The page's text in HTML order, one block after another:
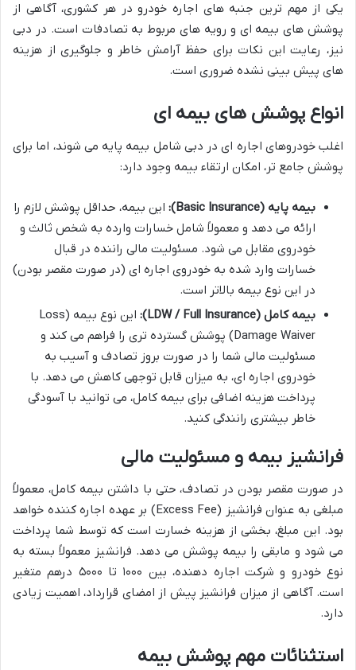
یکی از مهم ترین جنبه های اجاره خودرو در هر کشوری، آگاهی از
پوشش های بیمه ای و رویه های مربوط به تصادفات است. در دبی
نیز، رعایت این نکات برای حفظ آرامش خاطر و جلوگیری از هزینه
های پیش بینی نشده ضروری است.
انواع پوشش های بیمه ای
اغلب خودروهای اجاره ای در دبی شامل بیمه پایه می شوند، اما برای
پوشش جامع تر، امکان ارتقاء بیمه وجود دارد:
بیمه پایه (Basic Insurance):
این بیمه، حداقل پوشش لازم را
ارائه می دهد و معمولاً شامل خسارات وارده به شخص ثالث و
خودروی مقابل می شود. مسئولیت مالی راننده در قبال
خسارات وارد شده به خودروی اجاره ای (در صورت مقصر بودن)
در این نوع بیمه بالاتر است.
بیمه کامل (LDW / Full Insurance):
این نوع بیمه (Loss
Damage Waiver) پوشش گسترده تری را فراهم می کند و
مسئولیت مالی شما را در صورت بروز تصادف و آسیب به
خودروی اجاره ای، به میزان قابل توجهی کاهش می دهد. با
پرداخت هزینه اضافی برای بیمه کامل، می توانید با آسودگی
خاطر بیشتری رانندگی کنید.
فرانشیز بیمه و مسئولیت مالی
در صورت مقصر بودن در تصادف، حتی با داشتن بیمه کامل، معمولاً
مبلغی به عنوان فرانشیز (Excess Fee) بر عهده اجاره کننده خواهد
بود. این مبلغ، بخشی از هزینه خسارت است که توسط شما پرداخت
می شود و مابقی را بیمه پوشش می دهد. فرانشیز معمولاً بسته به
نوع خودرو و شرکت اجاره دهنده، بین ۱۰۰۰ تا ۵۰۰۰ درهم متغیر
است. آگاهی از میزان فرانشیز پیش از امضای قرارداد، اهمیت زیادی
دارد.
استثنائات مهم پوشش بیمه